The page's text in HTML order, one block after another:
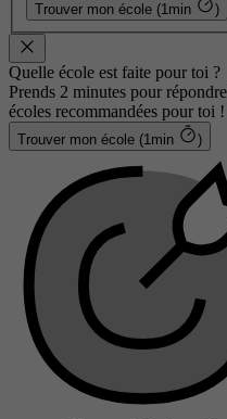
Trouver mon école (1min )
Quelle école est faite pour toi ?
Prends 2 minutes pour
écoles recommandées pour toi !
Trouver mon école (1min )